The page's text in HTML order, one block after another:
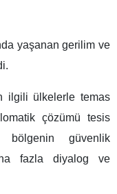
yaşanan gerilim ve
ilgili ülkelerle temas
çözümü tesis
güvenlik
fazla diyalog ve